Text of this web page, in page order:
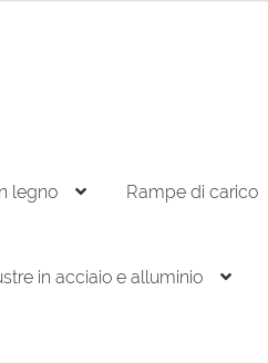
legno Rampe di carico
in acciaio e alluminio